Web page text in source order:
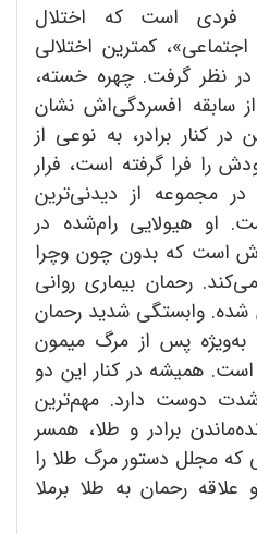
فردی است که اختلال
کمترین اختلالی
نظر گرفت. چهره خسته،
سابقه افسردگی‌اش نشان
در کنار برادر، به نوعی از
را فرا گرفته است، فرار
مجموعه از دیدنی‌ترین
او هیولایی رام‌شده در
است که بدون چون وچرا
رحمان بیماری روانی
شده. وابستگی شدید رحمان
پس از مرگ میمون
همیشه در کنار این دو
دوست دارد. مهم‌ترین
برادر و طلا، همسر
مجلل دستور مرگ طلا را
رحمان به طلا برملا